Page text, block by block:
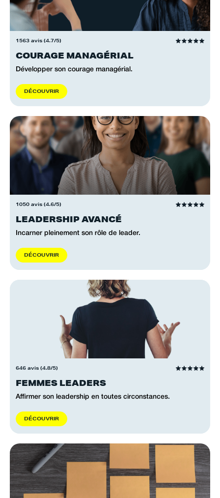
1563 avis (4.7/5)
COURAGE MANAGÉRIAL
Développer son courage managérial.
DÉCOUVRIR
1050 avis (4.6/5)
LEADERSHIP AVANCÉ
Incarner pleinement son rôle de leader.
DÉCOUVRIR
646 avis (4.8/5)
FEMMES LEADERS
Affirmer son leadership en toutes circonstances.
DÉCOUVRIR